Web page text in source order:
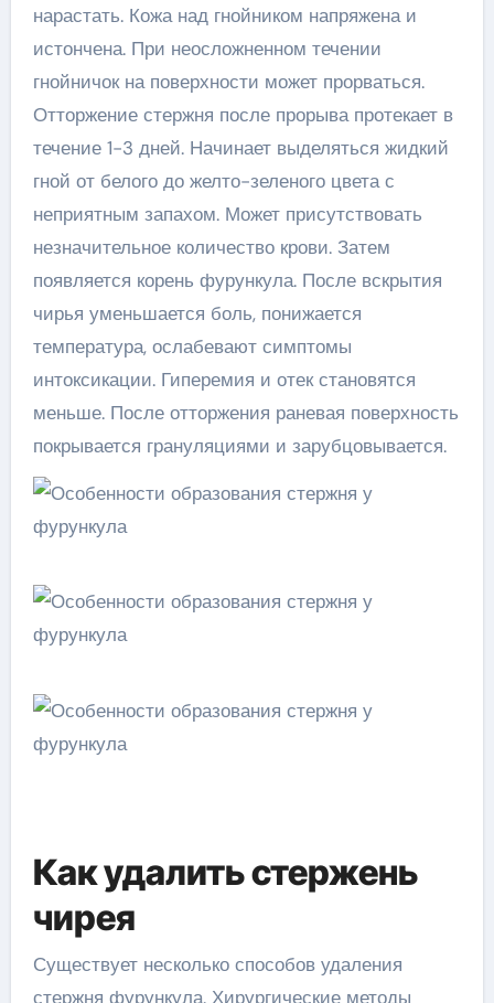
нарастать. Кожа над гнойником напряжена и
истончена. При неосложненном течении
гнойничок на поверхности может прорваться.
Отторжение стержня после прорыва протекает в
течение 1-3 дней. Начинает выделяться жидкий
гной от белого до желто-зеленого цвета с
неприятным запахом. Может присутствовать
незначительное количество крови. Затем
появляется корень фурункула. После вскрытия
чирья уменьшается боль, понижается
температура, ослабевают симптомы
интоксикации. Гиперемия и отек становятся
меньше. После отторжения раневая поверхность
покрывается грануляциями и зарубцовывается.
Как удалить стержень
чирея
Существует несколько способов удаления
стержня фурункула. Хирургические методы